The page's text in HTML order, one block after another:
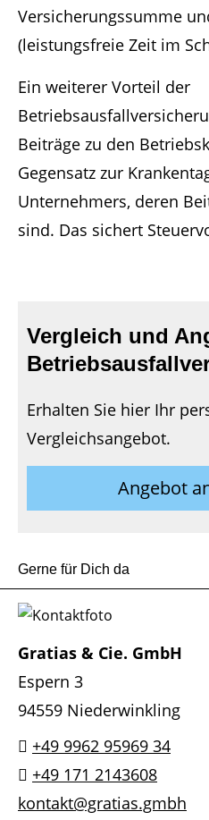
Versicherungssumme
(leistungsfreie Zeit im
Ein weiterer Vorteil der
Beiträge zu den
Gegensatz zur
Unternehmers, deren
sind. Das sichert
Vergleich und
Erhalten Sie hier Ihr
Vergleichsangebot.
Angebot
Gerne für Dich da
Gratias & Cie. GmbH
Espern 3
94559 Niederwinkling
+49 9962 95969 34
+49 171 2143608
kontakt@gratias.gmbh